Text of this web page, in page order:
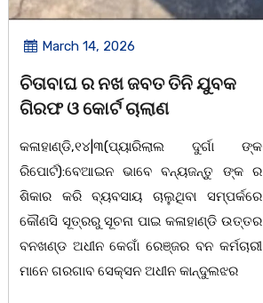
March 8, 2026
ସଶକ୍ତ ଓଡିଶା ପକ୍ଷରୁ ବିଶ୍ୱ ମହିଳା
ଦିବସ ଅନୁଷ୍ଠିତ
ଭୁବନେଶ୍ୱର, 08/03/ 26: ସାମାଜିକ ଅନୁଷ୍ଠାନ
"ସଶକ୍ତ ଓଡିଶା"ପକ୍ଷରୁ ସ୍ଥାନୀୟ ସିଆରପି
ସ୍ଥିତ କାର୍ଯ୍ୟାଳୟ ଠାରେ "ବିଶ୍ୱ ମହିଳା ଦିବସ
-2026 ଆବାହକ ବିଜୟ କୁମାର ପ୍ରଧାନଙ୍କ
ସଂଯୋଜନା ଓ ସଭାପତିତ୍ବ ରେ ଅନୁଷ୍ଠିତ ହୋଇ
ଯାଇଛି l ମହିଳା ସଶକ୍ତିକରଣ